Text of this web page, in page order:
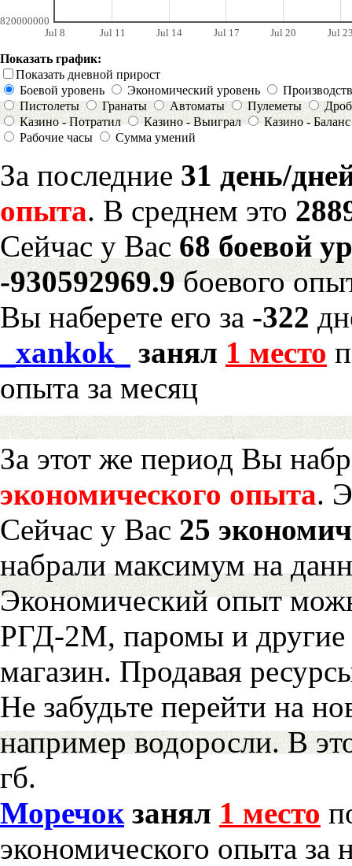
Jul 8 Jul 11 Jul 14 Jul 17 Jul 20 Jul
820000000
Показать график:
Показать дневной прирост
Боевой уровень
Экономический уровень
Пистолеты
Гранаты Автоматы Пулеметы
Казино - Потратил
Казино - Выиграл
Казино - Баланс
Рабочие часы
Сумма умений
За последние 31 день/
опыта. В среднем это
Сейчас у Вас 68 боевой
-930592969.9боевого
Вы наберете его за -322
_xankok_
занял 1 место
опыта за месяц
За этот же период Вы
экономического опыта.
Сейчас у Вас 25
набрали максимум на
Экономический опыт
РГД-2М, паромы и другие
магазин. Продавая
Не забудьте перейти на
например водоросли. В
гб.
Моречокзанял 1 место
экономического опыта за